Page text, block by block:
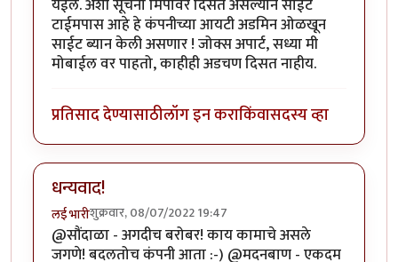
येईल. अशी सूचना मिपावर दिसत असल्याने साईट
टाईमपास आहे हे कंपनीच्या आयटी अडमिन ओळखून
साईट ब्यान केली असणार ! जोक्स अपार्ट, सध्या मी
मोबाईल वर पाहतो, काहीही अडचण दिसत नाहीय.
प्रतिसाद देण्यासाठीलॉग इन कराकिंवासदस्य व्हा
धन्यवाद!
लई भारीशुक्रवार, 08/07/2022 19:47
@सौंदाळा - अगदीच बरोबर! काय कामाचे असले
जगणे! बदलतोच कंपनी आता :-) @मदनबाण - एकदम